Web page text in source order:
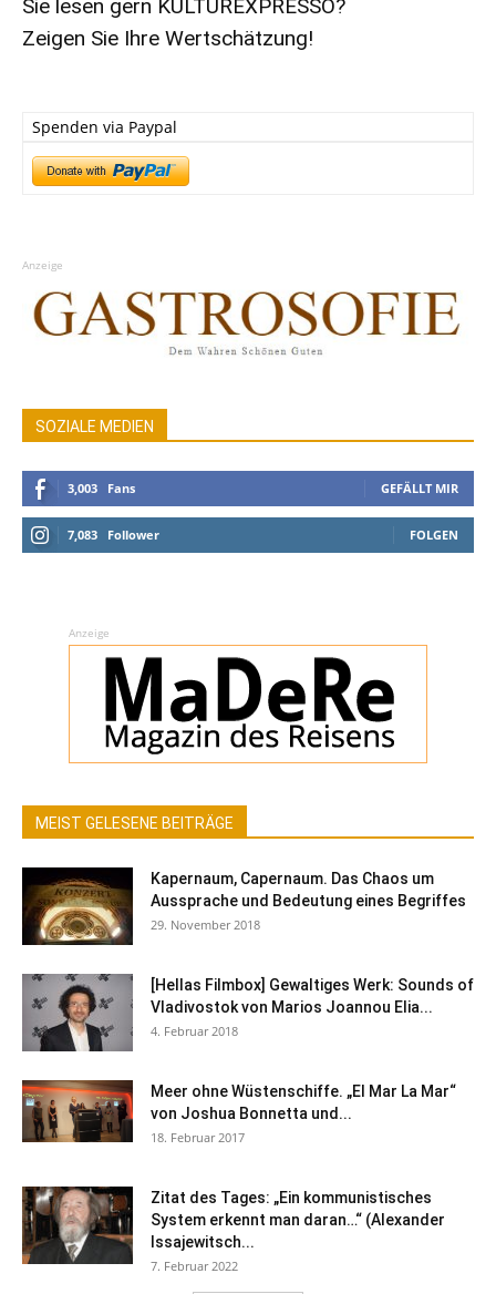
Sie lesen gern KULTUREXPRESSO?
Zeigen Sie Ihre Wertschätzung!
Spenden via Paypal
Anzeige
SOZIALE MEDIEN
3,003 Fans GEFÄLLT MIR
7,083 Follower FOLGEN
Anzeige
MEIST GELESENE BEITRÄGE
Kapernaum, Capernaum. Das Chaos um
Aussprache und Bedeutung eines Begriffes
29. November 2018
[Hellas Filmbox] Gewaltiges Werk: Sounds of
Vladivostok von Marios Joannou Elia...
4. Februar 2018
Meer ohne Wüstenschiffe. „El Mar La Mar“
von Joshua Bonnetta und...
18. Februar 2017
Zitat des Tages: „Ein kommunistisches
System erkennt man daran…“ (Alexander
Issajewitsch...
7. Februar 2022